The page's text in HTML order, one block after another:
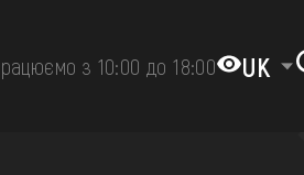
з 10:00 до 18:00 UK